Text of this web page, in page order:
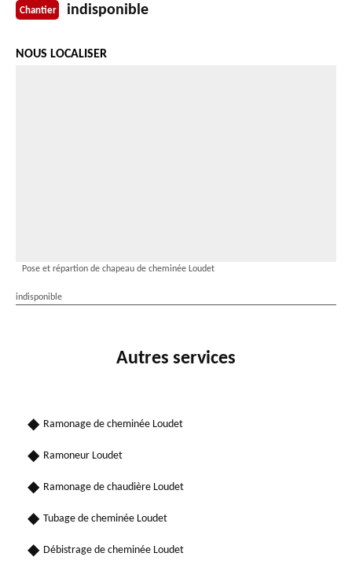
Chantier indisponible
NOUS LOCALISER
Pose et répartion de chapeau de cheminée Loudet
indisponible
Autres services
Ramonage de cheminée Loudet
Ramoneur Loudet
Ramonage de chaudière Loudet
Tubage de cheminée Loudet
Débistrage de cheminée Loudet